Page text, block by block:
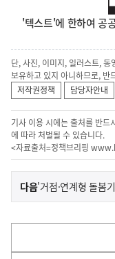
'텍스트'에 한하여 공
단, 사진, 이미지, 일러스트,
보유하고 있지 아니하므로, 반
저작권정책
담당자안내
기사 이용 시에는 출처를 반드
에 따라 처벌될 수 있습니다.
<자료출처=정책브리핑
이
전
다
음
다음기
사